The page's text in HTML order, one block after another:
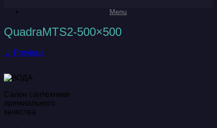
Menu
QuadraMTS2-500×500
← Previous
Салон сантехники
премиального
качества